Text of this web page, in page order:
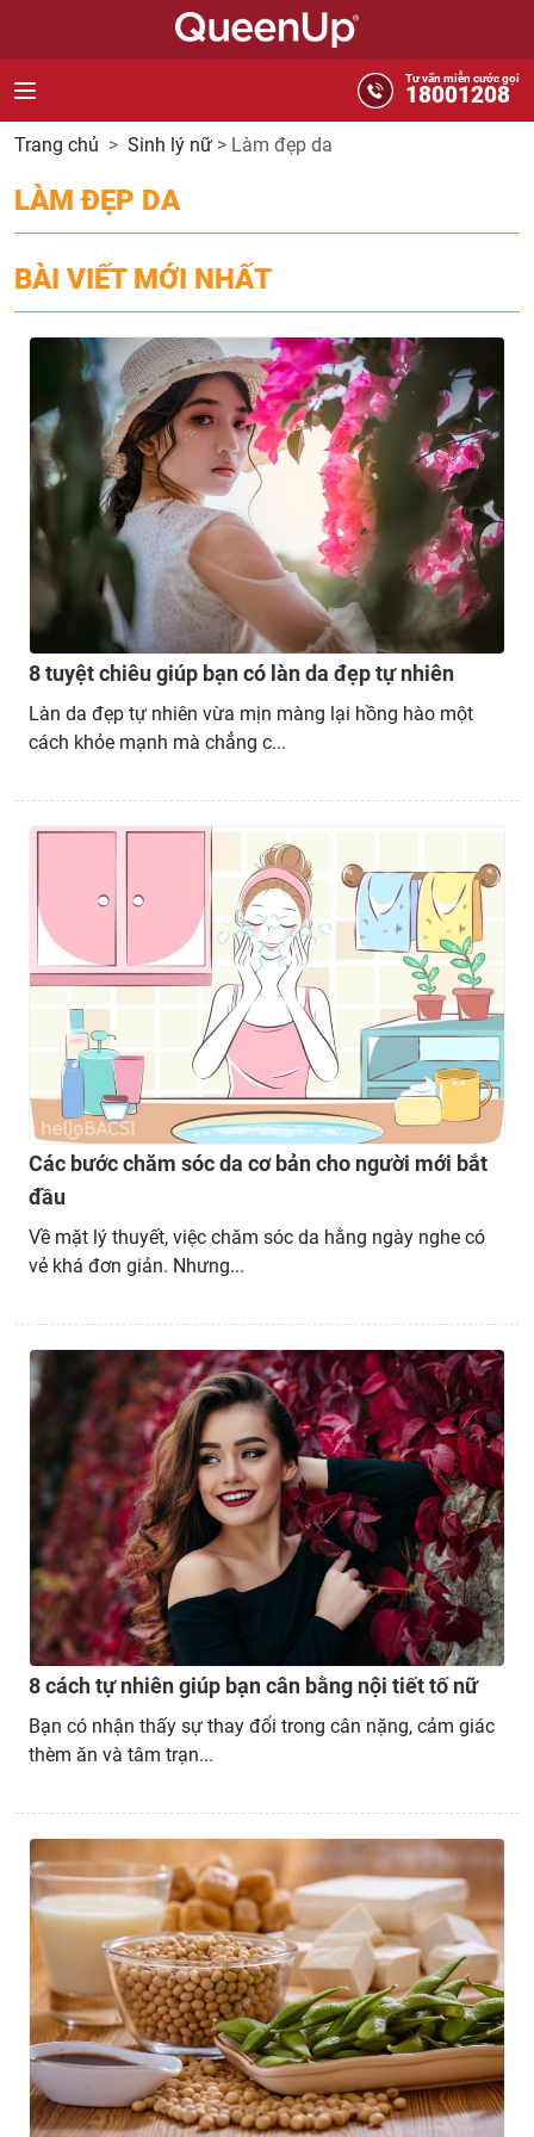
Tư vấn miễn cước gọi
18001208
Trang chủ Sinh lý nữ > Làm đẹp da
LÀM ĐẸP DA
BÀI VIẾT MỚI NHẤT
8 tuyệt chiêu giúp bạn có làn da đẹp tự nhiên
Làn da đẹp tự nhiên vừa mịn màng lại hồng hào một
cách khỏe mạnh mà chẳng c...
Các bước chăm sóc da cơ bản cho người mới bắt
đầu
Về mặt lý thuyết, việc chăm sóc da hằng ngày nghe có
vẻ khá đơn giản. Nhưng...
8 cách tự nhiên giúp bạn cân bằng nội tiết tố nữ
Bạn có nhận thấy sự thay đổi trong cân nặng, cảm giác
thèm ăn và tâm trạn...